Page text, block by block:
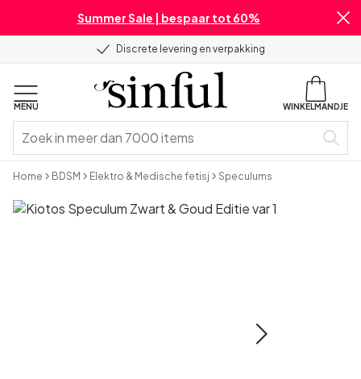
Summer Sale | bespaar tot 60%
Discrete levering en verpakking
MENU WINKELMANDJE
Home BDSM Elektro & Medische fetisj Speculums